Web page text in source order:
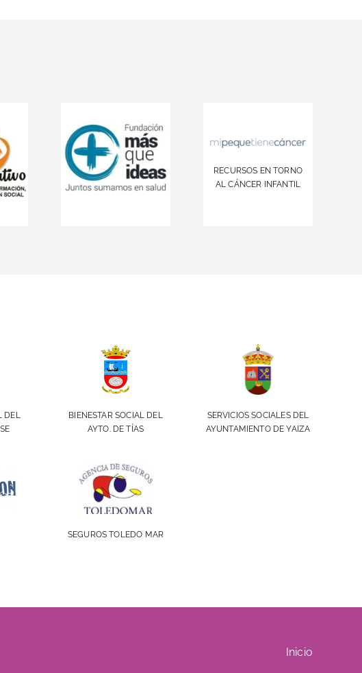
RECURSOS EN TORNO
AL CÁNCER INFANTIL
DEL
BIENESTAR SOCIAL DEL
AYTO. DE TÍAS
SERVICIOS SOCIALES DEL
AYUNTAMIENTO DE YAIZA
SEGUROS TOLEDO MAR
Inicio